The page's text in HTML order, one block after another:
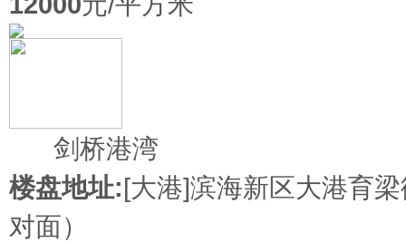
剑桥港湾
楼盘地址:[大港]滨海新区大港育
对面）